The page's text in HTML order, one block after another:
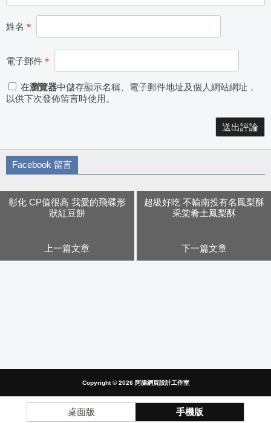
姓名 *
電子郵件 *
在瀏覽器中儲存顯示名稱、電子郵件地址及個人網站網址，
以供下次發佈留言時使用。
Facebook 留言
彰化 CP值很高 我愛的飛碟形
狀紅豆餅
上一篇文章
超級好吃 不輸南投有名鳳梨酥
采棠肴土鳳梨酥
下一篇文章
Copyright © 2026 阿腸網頁設計工作室
桌面版 手機版